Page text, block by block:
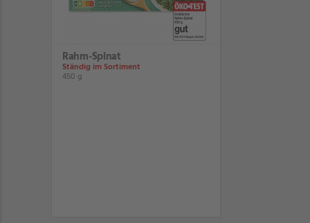
Rahm-Spinat
Ständig im Sortiment
450 g